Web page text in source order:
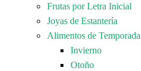
Frutas por Letra Inicial
Joyas de Estantería
Alimentos de Temporada
Invierno
Otoño